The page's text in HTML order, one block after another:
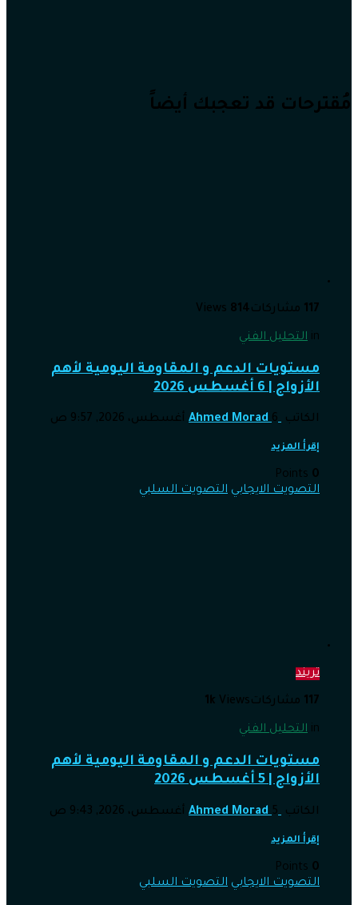
مُقترحات قد تعجبك أيضاً
117 مشاركات814
in التحليل الفني
مستويات الدعم و المقاومة اليومية لأهم
الأزواج | 6 أغسطس 2026
الكاتب Ahmed Morad 6 أغسطس، 2026, 9:57 ص
إقرأ المزيد
0
التصويت الايجابي التصويت السلبي
تريند
117 مشاركات 1k Views
in التحليل الفني
مستويات الدعم و المقاومة اليومية لأهم
الأزواج | 5 أغسطس 2026
الكاتب Ahmed Morad 5 أغسطس، 2026, 9:43 ص
إقرأ المزيد
0
التصويت الايجابي التصويت السلبي